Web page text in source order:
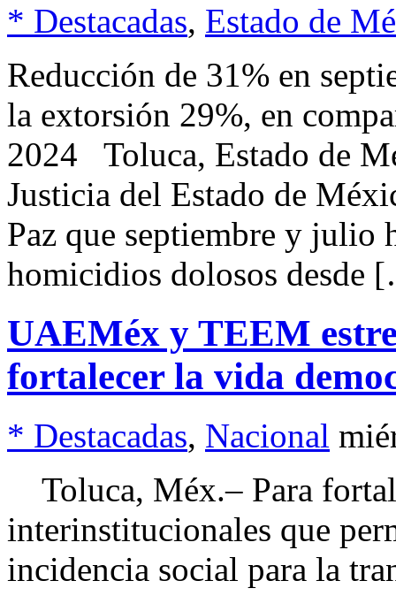
* Destacadas, Estado de
Reducción de 31% en
la extorsión 29%, en
2024 Toluca, Estado de
Justicia del Estado de
Paz que septiembre y julio
homicidios dolosos desde
UAEMéx y TEEM
fortalecer la vida
* Destacadas, Nacional
Toluca, Méx.– Para
interinstitucionales que
incidencia social para la